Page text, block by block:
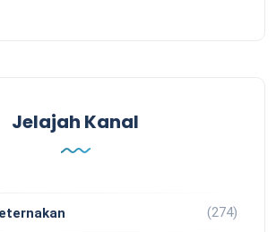
Jelajah Kanal
(274)